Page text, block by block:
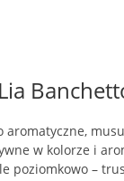
aromatyczne,
w kolorze i
poziomkowo –